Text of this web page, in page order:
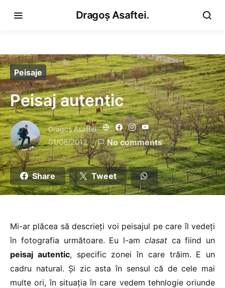
Dragoș Asaftei.
Peisaje
Peisaj autentic
Dragoş Asaftei
01/06/2012 No comments
Share Tweet
Mi-ar plăcea să descrieți voi peisajul pe care îl vedeți
în fotografia următoare. Eu l-am clasat ca fiind un
peisaj autentic, specific zonei în care trăim. E un
cadru natural. Și zic asta în sensul că de cele mai
multe ori, în situația în care vedem tehnlogie oriunde